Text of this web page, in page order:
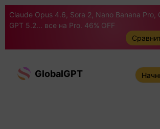
Claude Opus 4.6, Sora 2, Nano Banana Pro,
GPT 5.2... все на Pro. 46% OFF
GlobalGPT